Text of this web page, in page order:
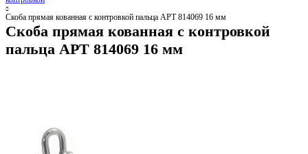
Скоба прямая кованная с контровкой пальца АРТ 814069 16 мм
Скоба прямая кованная с контровкой
пальца АРТ 814069 16 мм